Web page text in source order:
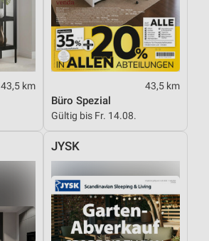
43,5 km 43,5 km
Büro Spezial
Gültig bis Fr. 14.08.
JYSK